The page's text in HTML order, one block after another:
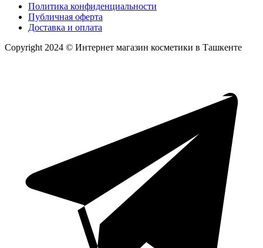
Политика конфиденциальности
Публичная оферта
Доставка и оплата
Copyright 2024 © Интернет магазин косметики в Ташкенте